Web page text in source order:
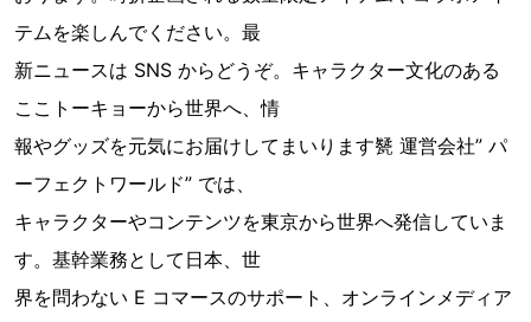
テムを楽しんでください。最
新ニュースは SNS からどうぞ。キャラクター文化のある
ここトーキョーから世界へ、情
報やグッズを元気にお届けしてまいります㽈 運営会社” パ
ーフェクトワールド” では、
キャラクターやコンテンツを東京から世界へ発信していま
す。基幹業務として日本、世
界を問わない E コマースのサポート、オンラインメディア